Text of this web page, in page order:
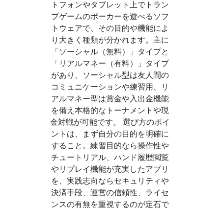
トフォンやタブレット上でトラン
プゲームのポーカーを遊べるソフ
トウェアで、その目的や機能によ
り大きく種類が分かれます。主に
「ソーシャル（無料）」タイプと
「リアルマネー（有料）」タイプ
があり、ソーシャル型は友人間の
コミュニケーションや練習用、リ
アルマネー型は賞金や入出金機能
を備え本格的なトーナメントや現
金対戦が可能です。 選び方のポイ
ントは、まず自分の目的を明確に
すること。練習目的なら操作性や
チュートリアル、ハンド履歴閲覧
やリプレイ機能が充実したアプリ
を、実践志向ならセキュリティや
決済手段、運営の信頼性、ライセ
ンスの有無を重視するのが定石で